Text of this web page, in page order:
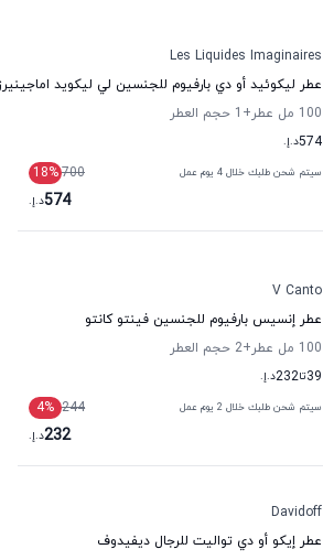
Les Liquides Imaginaires
عطر ليكوئيد أو دي بارفيوم للجنسين لي ليكويد
100 مل عطر
+1
حجم العطر
574د.إ.
سيتم شحن طلبك خلال 4 يوم عمل 700
18%
574د.إ.
V Canto
عطر إنسيس بارفيوم للجنسين فينتو كانتو
100 مل عطر
+2
حجم العطر
39تا232د.إ.
سيتم شحن طلبك خلال 2 يوم عمل 244
4%
232د.إ.
Davidoff
عطر إيكو أو دي تواليت للرجال ديفيدوف